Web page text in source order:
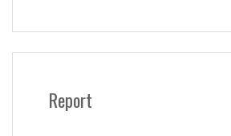
Report